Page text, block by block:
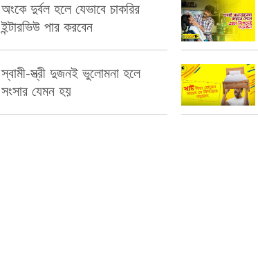
অংকে দুর্বল হলে যেভাবে চাকরির
ইন্টারভিউ পার করবেন
স্বামী-স্ত্রী দুজনই ভুলোমনা হলে
সংসার যেমন হয়